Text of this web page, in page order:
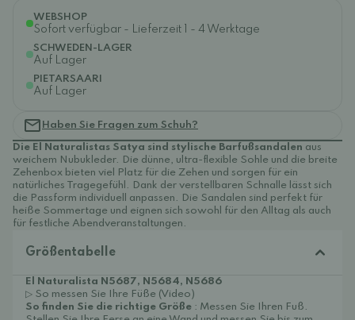
WEBSHOP
Sofort verfügbar - Lieferzeit 1 - 4 Werktage
SCHWEDEN-LAGER
Auf Lager
PIETARSAARI
Auf Lager
Haben Sie Fragen zum Schuh?
Die El Naturalistas Satya sind stylische Barfußsandalen aus
weichem Nubukleder. Die dünne, ultra-flexible Sohle und die breite
Zehenbox bieten viel Platz für die Zehen und sorgen für ein
natürliches Tragegefühl. Dank der verstellbaren Schnalle lässt sich
die Passform individuell anpassen. Die Sandalen sind perfekt für
heiße Sommertage und eignen sich sowohl für den Alltag als auch
für festliche Abendveranstaltungen.
Größentabelle
El Naturalista N5687, N5684, N5686
▷ So messen Sie Ihre Füße (Video)
So finden Sie die richtige Größe : Messen Sie Ihren Fuß.